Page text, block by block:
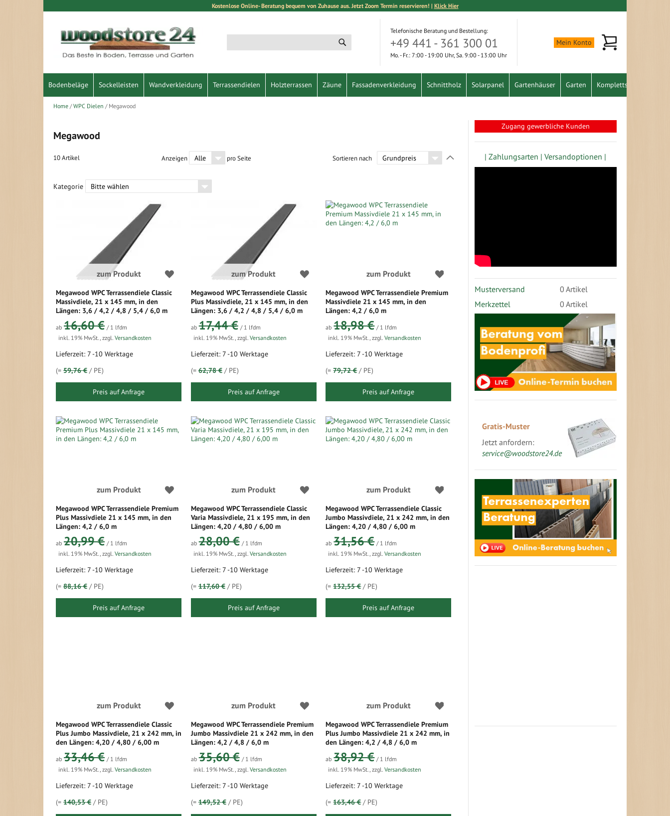
Kostenlose Online- Beratung bequem von Zuhause aus. Jetzt Zoom Termin reservieren! | Klick Hier
Inhalt
Suche
Telefonische Beratung und Bestellung:
+49 441 - 361 300 01
Mo. - Fr.: 7:00 - 19:00 Uhr, Sa. 9:00 - 13:00 Uhr
Mein Konto Mein Warenkorb
Bodenbeläge Sockelleisten Wandverkleidung Terrassendielen Holzterrassen Zäune Fassadenverkleidung Schnittholz Solarpanel Gartenhäuser Garten Komplettset
Home WPC Dielen Megawood
Megawood
10Artikel Anzeigen pro Seite Sortieren nach
Kategorie
zum Produkt
Megawood WPC Terrassendiele Classic
Massivdiele, 21 x 145 mm, in den
Längen: 3,6 / 4,2 / 4,8 / 5,4 / 6,0 m
ab 16,60 € / 1 lfdm
inkl. 19% MwSt., zzgl. Versandkosten
Lieferzeit: 7 -10 Werktage
(= 59,76 € / PE)
Preis auf Anfrage
zum Produkt
Megawood WPC Terrassendiele Classic
Plus Massivdiele, 21 x 145 mm, in den
Längen: 3,6 / 4,2 / 4,8 / 5,4 / 6,0 m
ab 17,44 € / 1 lfdm
inkl. 19% MwSt., zzgl. Versandkosten
Lieferzeit: 7 -10 Werktage
(=62,78 €/ PE)
Preis auf Anfrage
zum Produkt
Megawood WPC Terrassendiele Premium
Massivdiele 21 x 145 mm, in den
Längen: 4,2 / 6,0 m
ab 18,98 € / 1 lfdm
inkl. 19% MwSt.,zzgl.Versandkosten
Lieferzeit: 7 -10 Werktage
(=79,72 €/ PE)
Preis auf Anfrage
zum Produkt
Megawood WPC Terrassendiele Premium
Plus Massivdiele 21 x 145 mm, in den
Längen: 4,2 / 6,0 m
ab 20,99 € / 1 lfdm
inkl. 19% MwSt., zzgl. Versandkosten
Lieferzeit: 7 -10 Werktage
(= 88,16 € / PE)
Preis auf Anfrage
zum Produkt
Megawood WPC Terrassendiele Classic
Varia Massivdiele, 21 x 195 mm, in den
Längen: 4,20 / 4,80 / 6,00 m
ab 28,00 € / 1 lfdm
inkl. 19% MwSt., zzgl. Versandkosten
Lieferzeit: 7 -10 Werktage
(=117,60 €/ PE)
Preis auf Anfrage
zum Produkt
Megawood WPC Terrassendiele Classic
Jumbo Massivdiele, 21 x 242 mm, in den
Längen: 4,20 / 4,80 / 6,00 m
ab 31,56 € / 1 lfdm
inkl. 19% MwSt.,zzgl.Versandkosten
Lieferzeit: 7 -10 Werktage
(=132,55 €/ PE)
Preis auf Anfrage
zum Produkt
Megawood WPC Terrassendiele Classic
Plus Jumbo Massivdiele, 21 x 242 mm, in
den Längen: 4,20 / 4,80 / 6,00 m
ab 33,46 € / 1 lfdm
inkl. 19% MwSt., zzgl. Versandkosten
Lieferzeit: 7 -10 Werktage
(= 140,53 € / PE)
zum Produkt
Megawood WPC Terrassendiele Premium
Jumbo Massivdiele 21 x 242 mm, in den
Längen: 4,2 / 4,8 / 6,0 m
ab 35,60 € / 1 lfdm
inkl. 19% MwSt., zzgl. Versandkosten
Lieferzeit: 7 -10 Werktage
(=149,52 €/ PE)
zum Produkt
Megawood WPC Terrassendiele Premium
Plus Jumbo Massivdiele 21 x 242 mm, in
den Längen: 4,2 / 4,8 / 6,0 m
ab 38,92 € / 1 lfdm
inkl. 19% MwSt.,zzgl.Versandkosten
Lieferzeit: 7 -10 Werktage
(=163,46 €/ PE)
Zugang gewerbliche Kunden
| Zahlungsarten | Versandoptionen |
Musterversand 0 Artikel
Merkzettel
0 Artikel
Gratis-Muster
Jetzt anfordern:
service@woodstore24.de